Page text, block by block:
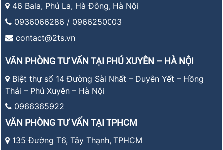
46 Bala, Phú La, Hà Đông, Hà Nội
0936066286 / 0966250003
contact@2ts.vn
VĂN PHÒNG TƯ VẤN TẠI PHÚ XUYÊN – HÀ NỘI
Biệt thự số 14 Đường Sài Nhất – Duyên Yết – Hồng
Thái – Phú Xuyên – Hà Nội
0966365922
VĂN PHÒNG TƯ VẤN TẠI TPHCM
135 Đường T6, Tây Thạnh, TPHCM